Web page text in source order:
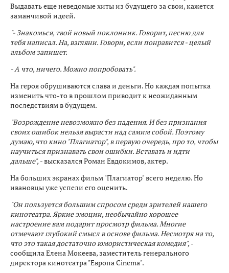
Выдавать еще неведомые хиты из будущего за свои, кажется
заманчивой идеей.
"- Знакомься, твой новый поклонник. Говорит, песню для
тебя написал. На, взгляни. Говори, если понравится - целый
альбом запишет.
- А что, ничего. Можно попробовать".
На героя обрушиваются слава и деньги. Но каждая попытка
изменить что-то в прошлом приводит к неожиданным
последствиям в будущем.
"Возрождение невозможно без падения. И без признания
своих ошибок нельзя вырасти над самим собой. Поэтому
думаю, что кино "Плагиатор", в первую очередь, про то, чтобы
научиться признавать свои ошибки. Вставать и идти
дальше", - высказался Роман Евдокимов, актер.
На больших экранах фильм "Плагиатор" всего неделю. Но
ивановцы уже успели его оценить.
"Он пользуется большим спросом среди зрителей нашего
кинотеатра. Яркие эмоции, необычайно хорошее
настроение вам подарит просмотр фильма. Многие
отмечают глубокий смысл в основе фильма. Несмотря на то,
что это такая достаточно юмористическая комедия", -
сообщила Елена Мокеева, заместитель генерального
директора кинотеатра "Европа Cinema".